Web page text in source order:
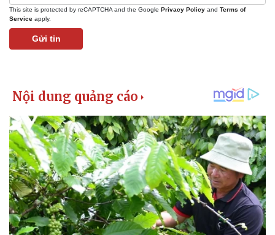
Kinh tế
Giá cà phê
This site is protected by reCAPTCHA and the Google Privacy Policy and Terms of
Service apply.
Gửi tin